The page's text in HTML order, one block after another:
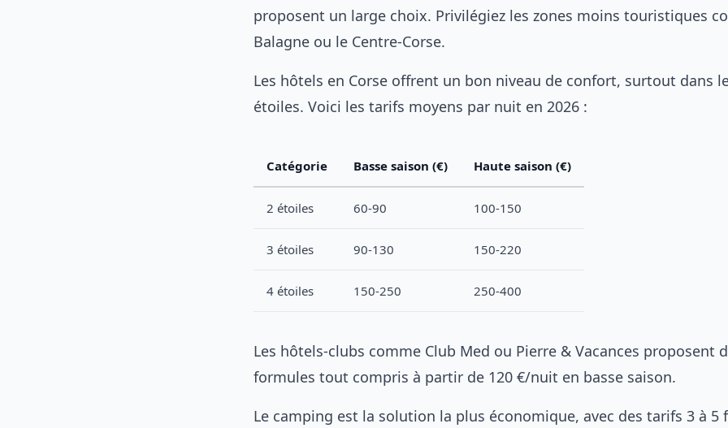
proposent un large choix. Privilégiez les zones moins touristiques
Balagne ou le Centre-Corse.
Les hôtels en Corse offrent un bon niveau de confort, surtout dans
étoiles. Voici les tarifs moyens par nuit en 2026 :
Catégorie Basse saison (€) Haute saison (€)
2 étoiles 60-90 100-150
3 étoiles 90-130 150-220
4 étoiles 150-250 250-400
Les hôtels-clubs comme Club Med ou Pierre & Vacances proposent
formules tout compris à partir de 120 €/nuit en basse saison.
Le camping est la solution la plus économique, avec des tarifs 3 à 5